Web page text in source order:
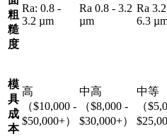
粗
糙
度
Ra: 0.8 -
3.2 µm
Ra 0.8 - 3.2
µm
Ra
6.3
模
具
成
本
高
（$10,000 -
$50,000+）
中高
（$8,000 -
$30,000+）
中等
（